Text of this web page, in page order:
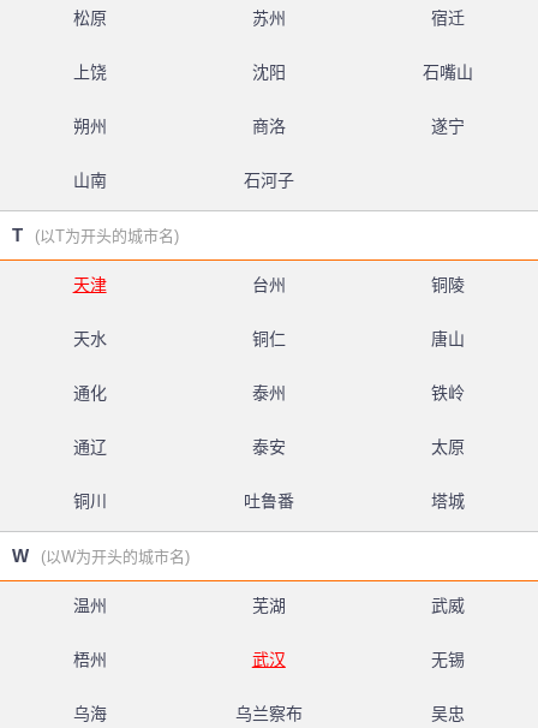
松原 苏州 宿迁
上饶 沈阳 石嘴山
朔州 商洛 遂宁
山南 石河子
T (以T为开头的城市名)
天津 台州 铜陵
天水 铜仁 唐山
通化 泰州 铁岭
通辽 泰安 太原
铜川 吐鲁番 塔城
W (以W为开头的城市名)
温州 芜湖 武威
梧州 武汉 无锡
乌海 乌兰察布 吴忠